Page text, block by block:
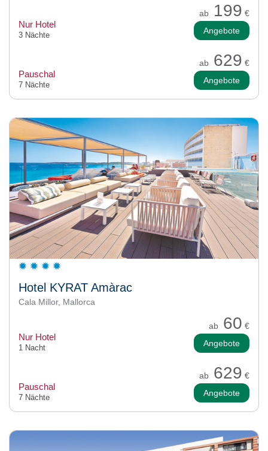
ab 199 €
Nur Hotel
3 Nächte Angebote
ab 629 €
Pauschal
7 Nächte Angebote
Hotel KYRAT Amàrac
Cala Millor, Mallorca
ab 60 €
Nur Hotel
1 Nacht Angebote
ab 629 €
Pauschal
7 Nächte Angebote